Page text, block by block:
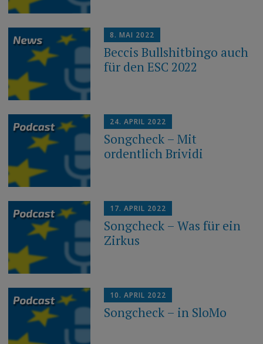
8. MAI 2022
Beccis Bullshitbingo auch
für den ESC 2022
24. APRIL 2022
Songcheck – Mit
ordentlich Brividi
17. APRIL 2022
Songcheck – Was für ein
Zirkus
10. APRIL 2022
Songcheck – in SloMo